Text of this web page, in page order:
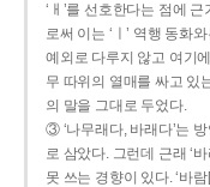
‘ㅐ’를 선호한다는 점에
로써 이는 ‘ㅣ’ 역행 동화
예외로 다루지 않고 여기
무 따위의 열매를 싸고 있
의 말을 그대로 두었다.
③ ‘나무래다, 바래다’는
로 삼았다. 그런데 근래 ‘바
못 쓰는 경향이 있다. ‘바